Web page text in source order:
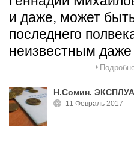
и даже, может
последнего
неизвестным
Н.Сомин.
11 Февраль 2017